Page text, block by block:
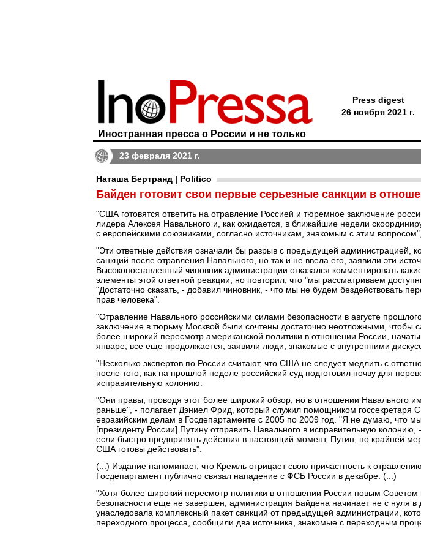
Иностранная пресса о России и не только
Press digest
26 ноября 2021 г.
23 февраля 2021 г.
Наташа Бертранд | Politico
Байден готовит свои первые серьезные санкции в
"США готовятся ответить на отравление Россией и тюремное заключение
лидера Алексея Навального и, как ожидается, в ближайшие недели
с европейскими союзниками, согласно источникам, знакомым с этим
"Эти ответные действия означали бы разрыв с предыдущей администрацией,
санкций после отравления Навального, но так и не ввела его, заявили эти
Высокопоставленный чиновник администрации отказался комментировать
элементы этой ответной реакции, но повторил, что "мы рассматриваем
"Достаточно сказать, - добавил чиновник, - что мы не будем бездействовать
прав человека".
"Отравление Навального российскими силами безопасности в августе
заключение в тюрьму Москвой были сочтены достаточно неотложными, чтобы
более широкий пересмотр американской политики в отношении России,
январе, все еще продолжается, заявили люди, знакомые с внутренними
"Несколько экспертов по России считают, что США не следует медлить с
после того, как на прошлой неделе российский суд подготовил почву для
исправительную колонию.
"Они правы, проводя этот более широкий обзор, но в отношении Навального
раньше", - полагает Дэниел Фрид, который служил помощником госсекретаря
евразийским делам в Госдепартаменте с 2005 по 2009 год. "Я не думаю, что
[президенту России] Путину отправить Навального в исправительную
если быстро предпринять действия в настоящий момент, Путин, по крайней
США готовы действовать".
(...) Издание напоминает, что Кремль отрицает свою причастность к
Госдепартамент публично связал нападение с ФСБ России в декабре. (...)
"Хотя более широкий пересмотр политики в отношении России новым Советом
безопасности еще не завершен, администрация Байдена начинает не с нуля в
унаследовала комплексный пакет санкций от предыдущей администрации,
переходного процесса, сообщили два источника, знакомые с переходным